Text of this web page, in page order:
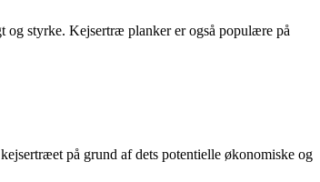
og styrke. Kejsertræ planker er også populære på
på grund af dets potentielle økonomiske og